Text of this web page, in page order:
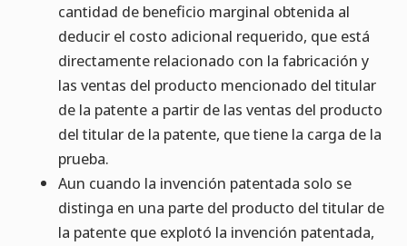
cantidad de beneficio marginal obtenida al
deducir el costo adicional requerido, que está
directamente relacionado con la fabricación y
las ventas del producto mencionado del titular
de la patente a partir de las ventas del producto
del titular de la patente, que tiene la carga de la
prueba.
Aun cuando la invención patentada solo se
distinga en una parte del producto del titular de
la patente que explotó la invención patentada,